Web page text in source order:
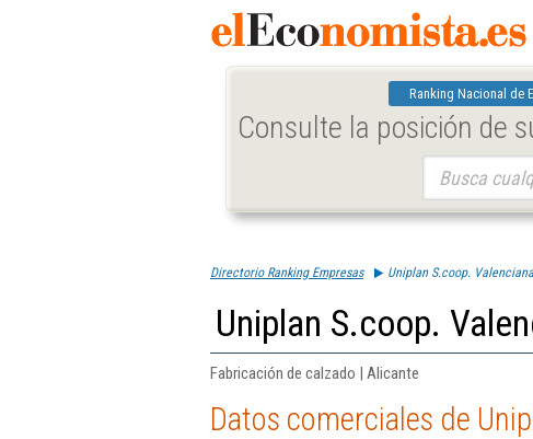
Ranking Nacional de
Consulte la posición de
Directorio Ranking Empresas Uniplan S.coop.
Uniplan S.coop.
Fabricación de calzado | Alicante
Datos comerciales de